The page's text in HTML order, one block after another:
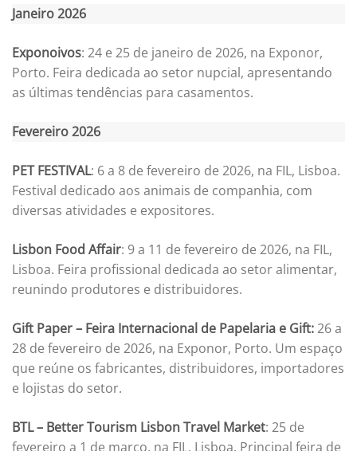
Janeiro 2026
Exponoivos: 24 e 25 de janeiro de 2026, na Exponor,
Porto. Feira dedicada ao setor nupcial, apresentando
as últimas tendências para casamentos.
Fevereiro 2026
PET FESTIVAL: 6 a 8 de fevereiro de 2026, na FIL, Lisboa.
Festival dedicado aos animais de companhia, com
diversas atividades e expositores.
Lisbon Food Affair: 9 a 11 de fevereiro de 2026, na FIL,
Lisboa. Feira profissional dedicada ao setor alimentar,
reunindo produtores e distribuidores.
Gift Paper – Feira Internacional de Papelaria e Gift:26 a
28 de fevereiro de 2026, na Exponor, Porto. Um espaço
que reúne os fabricantes, distribuidores, importadores
e lojistas do setor.
BTL – Better Tourism Lisbon Travel Market: 25 de
fevereiro a 1 de março, na FIL, Lisboa. Principal feira de